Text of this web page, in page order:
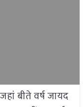
बीते वर्ष जायद